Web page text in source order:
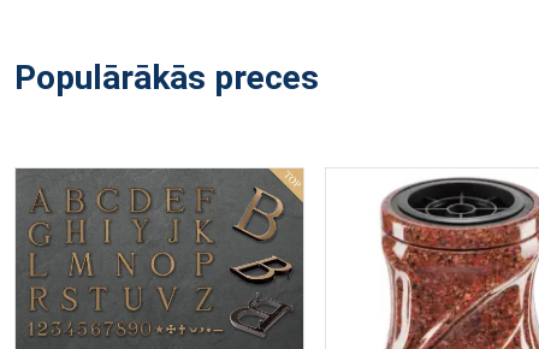
Populārākās preces